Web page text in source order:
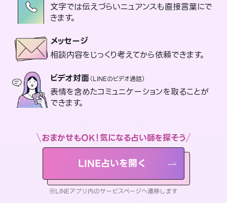
文字では伝えづらいニュアンスも直接言葉にで
きます。
メッセージ
相談内容をじっくり考えてから依頼できます。
ビデオ対面（LINEのビデオ通話）
表情を含めたコミュニケーションを取ることが
できます。
おまかせもOK！気になる占い師を探そう
LINE占いを開く
※LINEアプリ内のサービスページへ遷移します